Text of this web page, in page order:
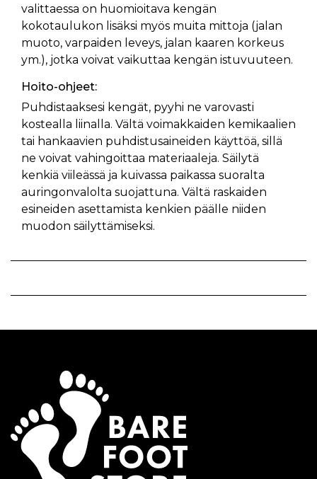
valittaessa on huomioitava kengän
kokotaulukon lisäksi myös muita mittoja (jalan
muoto, varpaiden leveys, jalan kaaren korkeus
ym.), jotka voivat vaikuttaa kengän istuvuuteen.
Hoito-ohjeet:
Puhdistaaksesi kengät, pyyhi ne varovasti
kostealla liinalla. Vältä voimakkaiden kemikaalien
tai hankaavien puhdistusaineiden käyttöä, sillä
ne voivat vahingoittaa materiaaleja. Säilytä
kenkiä viileässä ja kuivassa paikassa suoralta
auringonvalolta suojattuna. Vältä raskaiden
esineiden asettamista kenkien päälle niiden
muodon säilyttämiseksi.